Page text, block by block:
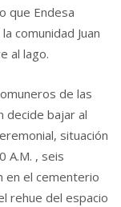
que Endesa
comunidad Juan
al lago.
de las
decide bajar al
situación
A.M. , seis
en el cementerio
rehue del espacio